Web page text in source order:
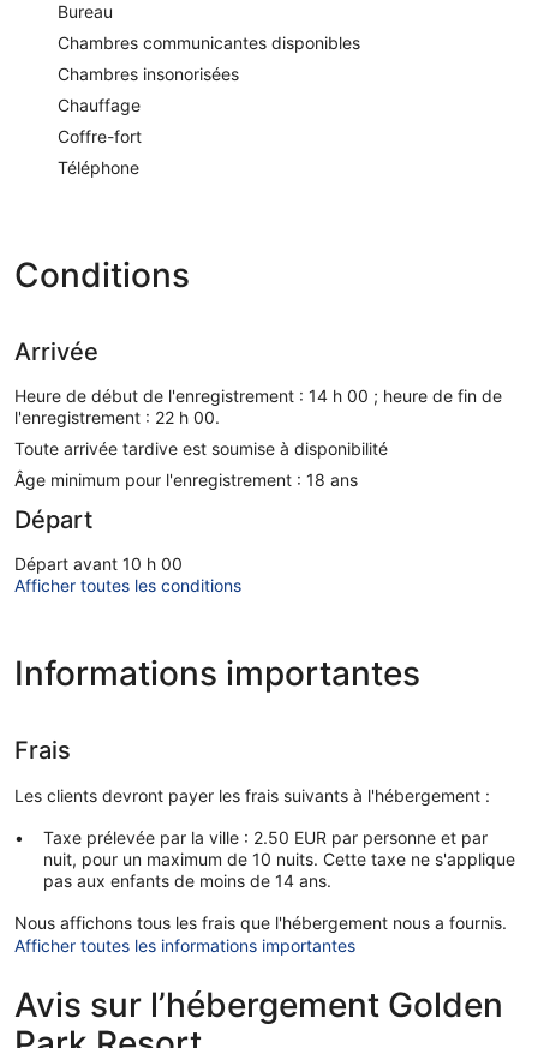
Bureau
Chambres communicantes disponibles
Chambres insonorisées
Chauffage
Coffre-fort
Téléphone
Conditions
Arrivée
Heure de début de l'enregistrement : 14 h 00 ; heure de fin de
l'enregistrement : 22 h 00.
Toute arrivée tardive est soumise à disponibilité
Âge minimum pour l'enregistrement : 18 ans
Départ
Départ avant 10 h 00
Afficher toutes les conditions
Informations importantes
Frais
Les clients devront payer les frais suivants à l'hébergement :
Taxe prélevée par la ville : 2.50 EUR par personne et par
nuit, pour un maximum de 10 nuits. Cette taxe ne s'applique
pas aux enfants de moins de 14 ans.
Nous affichons tous les frais que l'hébergement nous a fournis.
Afficher toutes les informations importantes
Avis sur l’hébergement Golden